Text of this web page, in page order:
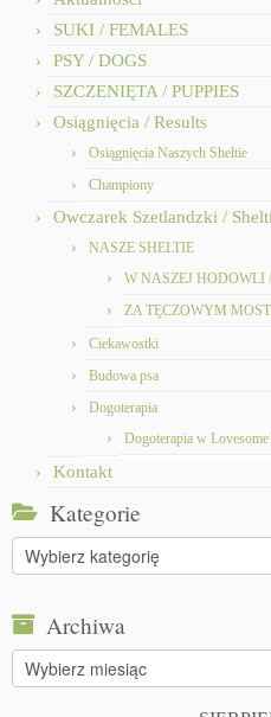
SUKI / FEMALES
PSY / DOGS
SZCZENIĘTA / PUPPIES
Osiągnięcia / Results
Osiągnięcia Naszych Sheltie
Championy
Owczarek Szetlandzki /
NASZE SHELTIE
W NASZEJ HODOWLI
ZA TĘCZOWYM
Ciekawostki
Budowa psa
Dogoterapia
Dogoterapia w
Kontakt
Kategorie
Kategorie
Archiwa
Archiwa